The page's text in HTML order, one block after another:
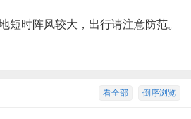
短时阵风较大，出行请注意防范。
倒序浏览
看全部